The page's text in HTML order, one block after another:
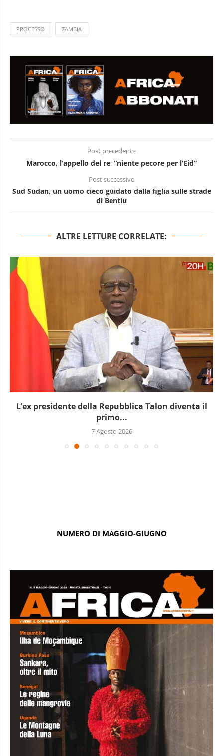
PROCESSO ZAMBIA
Post precedente
Marocco, l’appello del re: “niente pecore per l’Eid”
Post successivo
Sud Sudan, un uomo cieco guidato dalla figlia sulle strade
di Bentiu
ALTRE LETTURE CORRELATE:
L’ex presidente della Repubblica Talon diventa il
primo...
7 Agosto 2026
NUMERO DI MAGGIO-GIUGNO